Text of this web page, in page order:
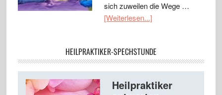
sich zuweilen die Wege …
[Weiterlesen...]
HEILPRAKTIKER-SPECHSTUNDE
Heilpraktiker